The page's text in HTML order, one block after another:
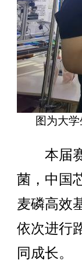
图为大
本届赛
菌，中国
麦磷高效
依次进行
同成长。